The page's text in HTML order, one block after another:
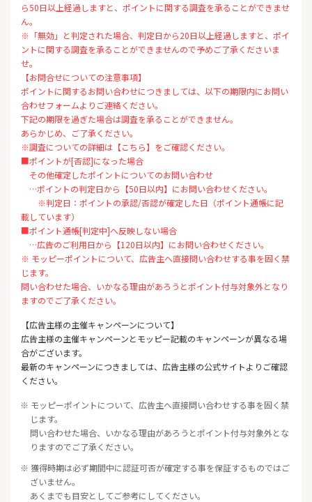
ら50日以上経過しますと、ポイントに関する調査を承ることができませ
ん。
※「無効」と判定された場合、判定日から20日以上経過しますと、ポイ
ントに関する調査を承ることができませんので予めご了承くださいま
せ。
【お問合せについての注意事項】
ポイントに関するお問い合わせにつきましては、以下の期限内にお問い
合わせフォームよりご連絡ください。
下記の期限を過ぎた場合は調査を承ることができません。
あらかじめ、ご了承ください。
※調査についての詳細は【こちら】をご確認ください。
■ポイントが[否認]になった場合
その他確定したポイントについてのお問い合わせ
…ポイントの判定日から【50日以内】にお問い合わせください。
※判定日：ポイントの承認/否認が確定した日（ポイント通帳に記
載しています）
■ポイント通帳[判定中]へ反映しない場合
…広告のご利用日から【120日以内】にお問い合わせください。
※ モッピーポイントについて、広告主へ直接問い合わせする事を固く禁
じます。
問い合わせた場合、いかなる理由があろうとポイント付与対象外となり
ますのでご了承ください。
【広告主様の主催キャンペーンについて】
広告主様の主催キャンペーンとモッピー記載のキャンペーンが異なる場
合がございます。
最新のキャンペーンにつきましては、広告主様の公式サイトよりご確認
ください。
※ モッピーポイントについて、広告主へ直接問い合わせする事を固く禁
じます。
問い合わせた場合、いかなる理由があろうとポイント付与対象外とな
りますのでご了承ください。
※ 獲得時期は必ず期間中に認証可否が確定する事を保証するものではご
ざいません。
あくまでも目安としてご参考にしてください。